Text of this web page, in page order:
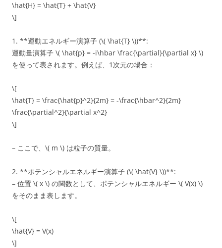
\hat{H} = \hat{T} + \hat{V}
\]
1. **運動エネルギー演算子 (\( \hat{T} \))**:
運動量演算子 \( \hat{p} = -i\hbar \frac{\partial}{\partial x} \)
を使って表されます。例えば、1次元の場合：
\[
\hat{T} = \frac{\hat{p}^2}{2m} = -\frac{\hbar^2}{2m}
\frac{\partial^2}{\partial x^2}
\]
– ここで、\( m \) は粒子の質量。
2. **ポテンシャルエネルギー演算子 (\( \hat{V} \))**:
– 位置 \( x \) の関数として、ポテンシャルエネルギー \( V(x) \)
をそのまま表します。
\[
\hat{V} = V(x)
\]